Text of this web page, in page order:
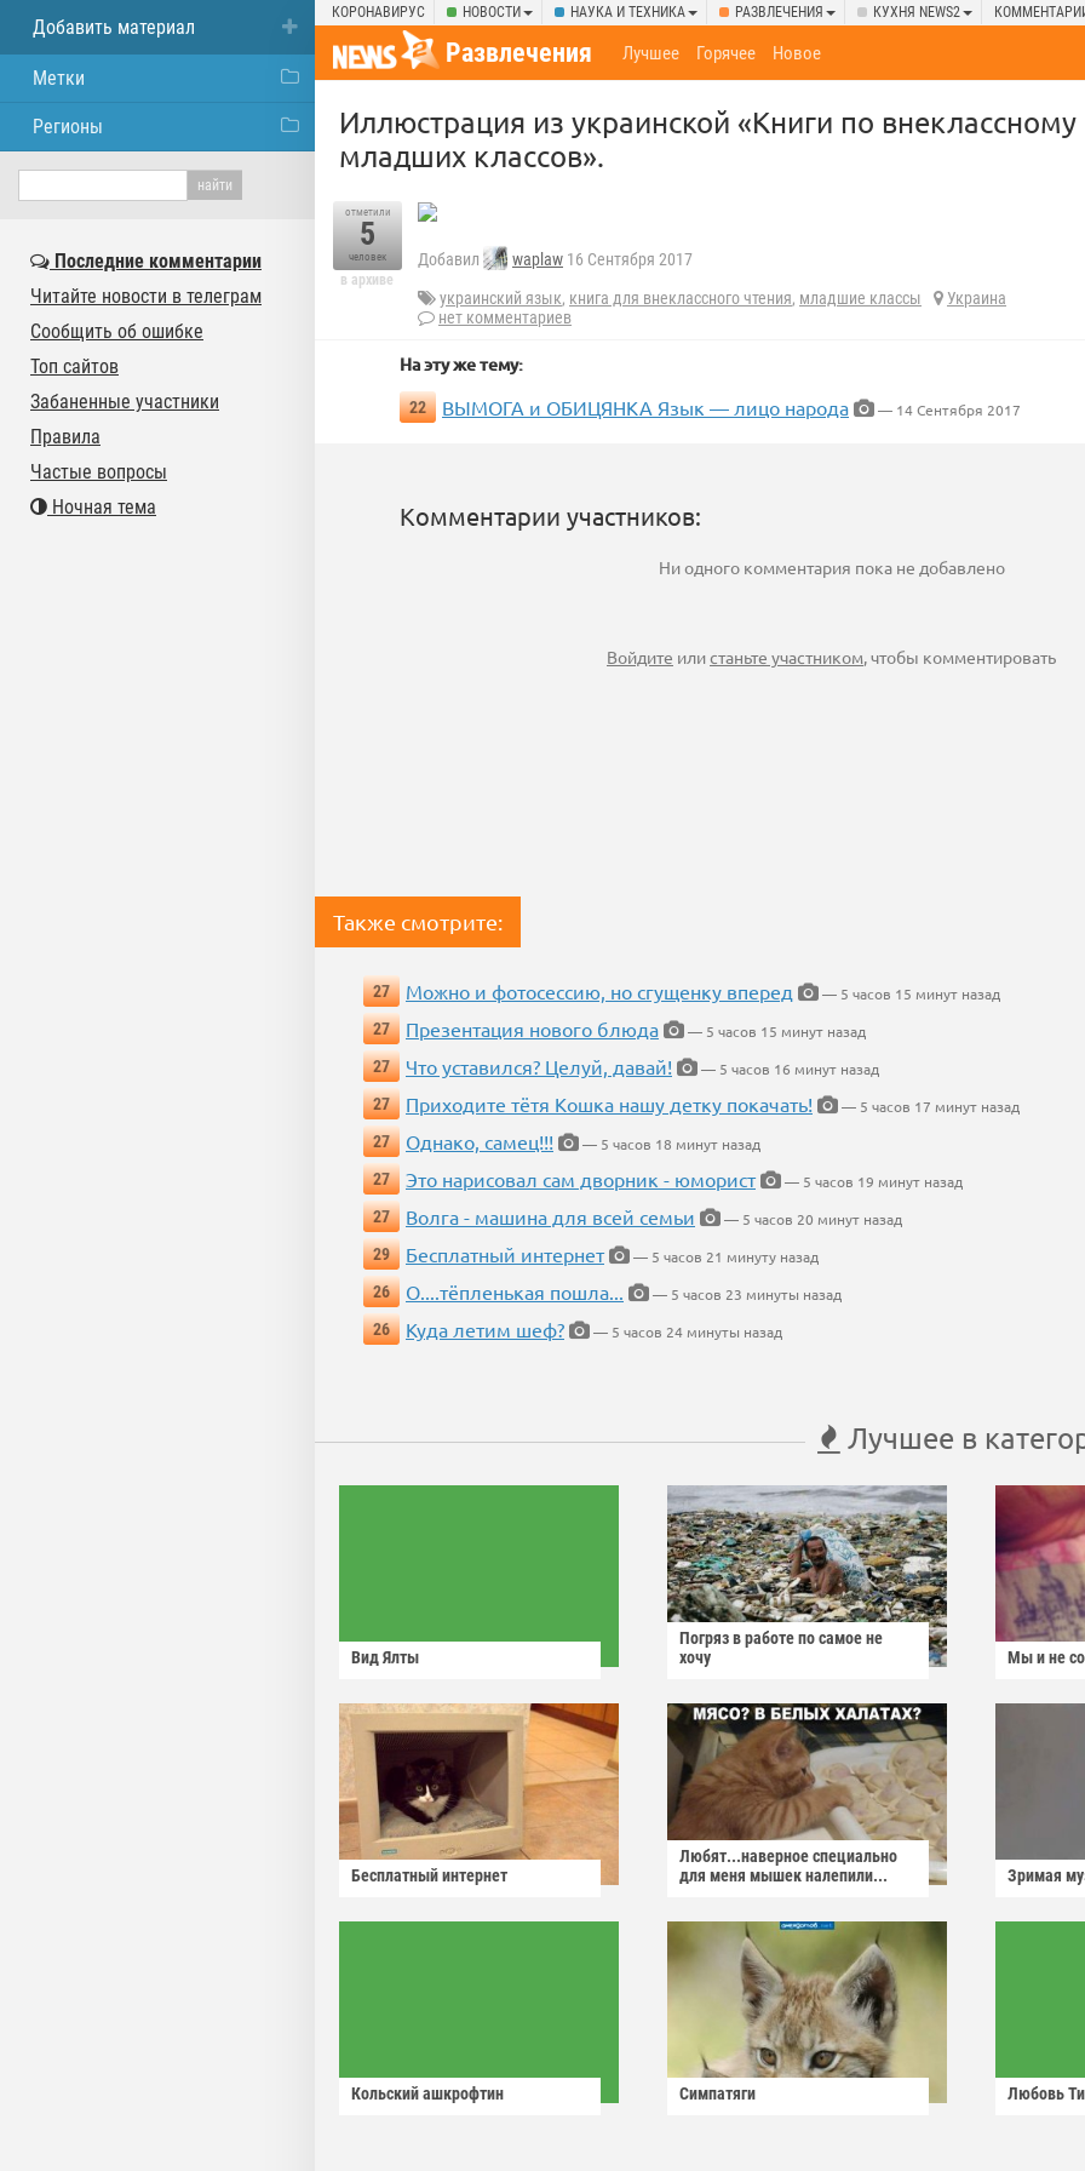
КОРОНАВИРУС НОВОСТИ НАУКА И ТЕХНИКА РАЗВЛЕЧЕНИЯ КУХНЯ NEWS2
Развлечения Лучшее Горячее Новое
Иллюстрация из украинской «Книги по
младших классов».
отметили
5
человек
в архиве
Добавил waplaw 16 Сентября 2017
украинский язык, книга для внеклассного чтения, младшие классы
Украина
нет комментариев
На эту же тему:
22 ВЫМОГА и ОБИЦЯНКА Язык — лицо народа — 14 Сентября 2017
Комментарии участников:
Ни одного комментария пока не добавлено
Войдите илистаньте участником, чтобы комментировать
Также смотрите:
27 Можно и фотосессию, но сгущенку вперед
— 5 часов 15 минут назад
27
Презентация нового блюда
— 5 часов 15 минут назад
27
Что уставился? Целуй, давай!
— 5 часов 16 минут назад
27
Приходите тётя Кошка нашу детку покачать!
— 5 часов 17 минут назад
27
Однако, самец!!!
— 5 часов 18 минут назад
27
Это нарисовал сам дворник - юморист
— 5 часов 19 минут назад
27
Волга - машина для всей семьи
— 5 часов 20 минут назад
29
Бесплатный интернет
— 5 часов 21 минуту назад
26
О....тёпленькая пошла...
— 5 часов 23 минуты назад
26
Куда летим шеф? — 5 часов 24 минуты назад
Лучшее в
Вид Ялты
Погряз в работе по самое не
хочу
Мы и не
Бесплатный интернет
Любят...наверное специально
для меня мышек налепили...
Зримая
Кольский ашкрофтин Симпатяги Любовь
Добавить материал
Метки
Регионы
Последние комментарии
Читайте новости в телеграм
Сообщить об ошибке
Топ сайтов
Забаненные участники
Правила
Частые вопросы
Ночная тема